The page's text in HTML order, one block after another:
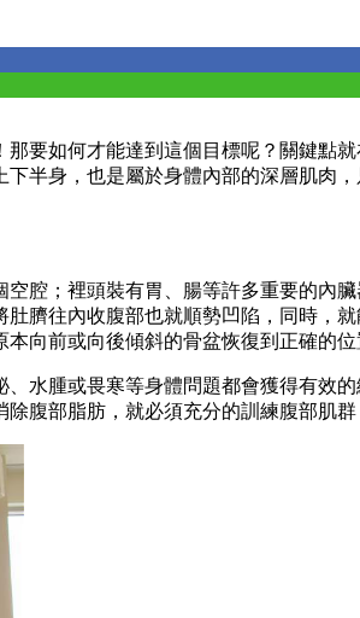
要如何才能達到這個目標呢？關鍵點
半身，也是屬於身體內部的深層肌肉
腔；裡頭裝有胃、腸等許多重要的內
臍往內收腹部也就順勢凹陷，同時，
向前或向後傾斜的骨盆恢復到正確的位
水腫或畏寒等身體問題都會獲得有效
腹部脂肪，就必須充分的訓練腹部肌